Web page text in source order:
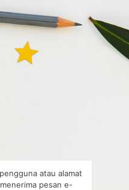
atau alamat
pesan e-